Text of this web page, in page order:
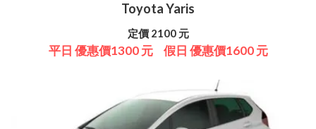
Toyota Yaris
定價 2100 元
平日 優惠價1300 元 假日 優惠價1600 元